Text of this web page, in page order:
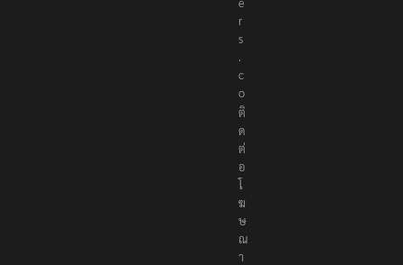
r
s
.
c
o
ติ
ด
ต่
อ
โ
ฆ
ษ
ณ
า